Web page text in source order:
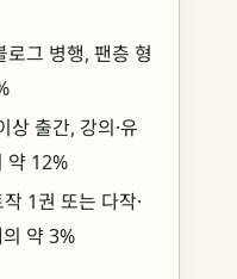
로그 병행, 팬층 형
상 출간, 강의·유
약 12%
1권 또는 다작·
약 3%